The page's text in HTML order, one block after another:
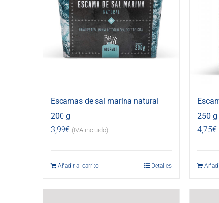
Escamas de sal marina natural
200 g
3,99€ (IVA incluido)
Añadir al carrito Detalles
250 g
4,75€